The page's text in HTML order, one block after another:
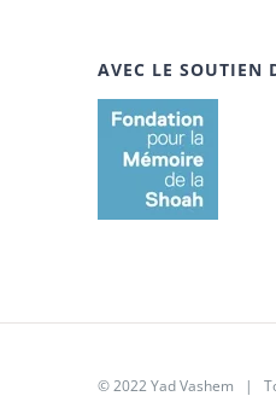
AVEC LE SOUTIEN
© 2022 Yad Vashem |